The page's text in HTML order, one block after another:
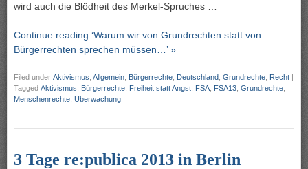
wird auch die Blödheit des Merkel-Spruches …
Continue reading ‘Warum wir von Grundrechten statt von
Bürgerrechten sprechen müssen…’ »
Filed under Aktivismus Allgemein Bürgerrechte Deutschland Grundrechte Recht |
Tagged Aktivismus Bürgerrechte Freiheit statt Angst FSA FSA13 Grundrechte
Menschenrechte Überwachung
3 Tage re:publica 2013 in Berlin